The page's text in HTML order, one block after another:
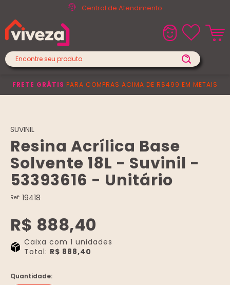
Central de Atendimento
FRETE GRÁTIS PARA COMPRAS ACIMA DE R$499 EM METAIS
SUVINIL
Resina Acrílica Base
Solvente 18L - Suvinil -
53393616 - Unitário
Ref: 19418
R$ 888,40
Caixa com 1 unidades
Total: R$ 888,40
Quantidade: